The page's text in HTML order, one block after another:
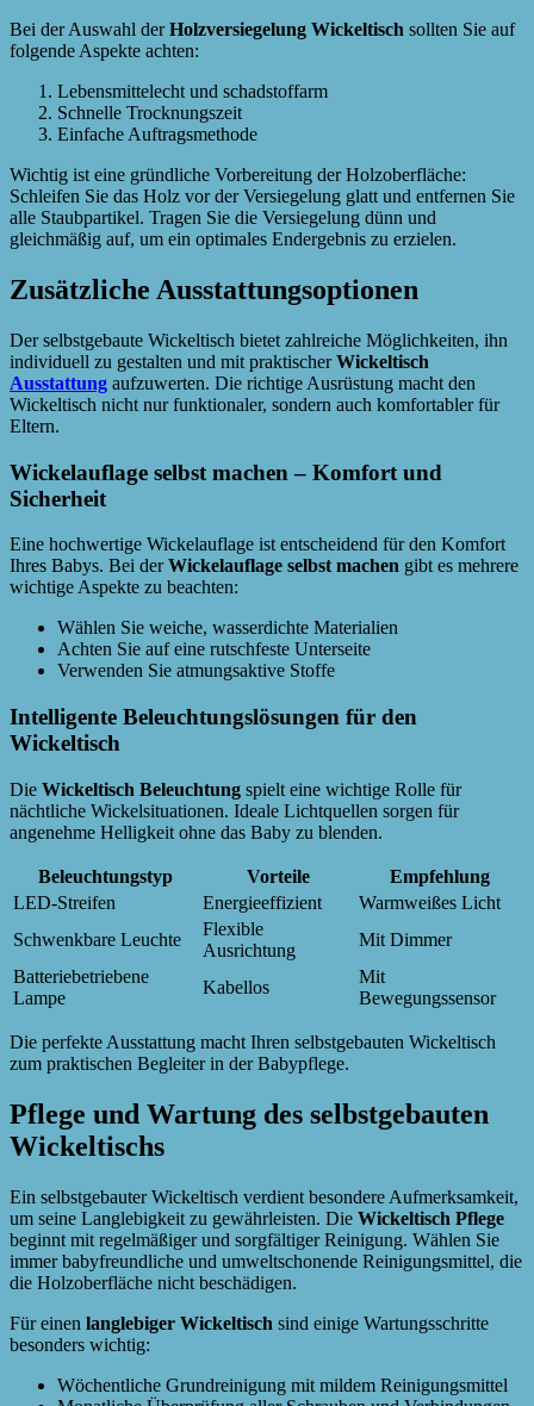
Bei der Auswahl derHolzversiegelung Wickeltisch sollten Sie auf
folgende Aspekte achten:
Lebensmittelecht und schadstoffarm
Schnelle Trocknungszeit
Einfache Auftragsmethode
Wichtig ist eine gründliche Vorbereitung der Holzoberfläche:
Schleifen Sie das Holz vor der Versiegelung glatt und entfernen Sie
alle Staubpartikel. Tragen Sie die Versiegelung dünn und
gleichmäßig auf, um ein optimales Endergebnis zu erzielen.
Zusätzliche Ausstattungsoptionen
Der selbstgebaute Wickeltisch bietet zahlreiche Möglichkeiten, ihn
individuell zu gestalten und mit praktischerWickeltisch
Ausstattung aufzuwerten. Die richtige Ausrüstung macht den
Wickeltisch nicht nur funktionaler, sondern auch komfortabler für
Eltern.
Wickelauflage selbst machen – Komfort und
Sicherheit
Eine hochwertige Wickelauflage ist entscheidend für den Komfort
Ihres Babys. Bei derWickelauflage selbst machen gibt es mehrere
wichtige Aspekte zu beachten:
Wählen Sie weiche, wasserdichte Materialien
Achten Sie auf eine rutschfeste Unterseite
Verwenden Sie atmungsaktive Stoffe
Intelligente Beleuchtungslösungen für den
Wickeltisch
Die Wickeltisch Beleuchtung spielt eine wichtige Rolle für
nächtliche Wickelsituationen. Ideale Lichtquellen sorgen für
angenehme Helligkeit ohne das Baby zu blenden.
Beleuchtungstyp Vorteile
Empfehlung
LED-Streifen
Energieeffizient
Warmweißes Licht
Schwenkbare Leuchte
Flexible
Ausrichtung
Mit Dimmer
Batteriebetriebene
Lampe
Kabellos
Mit
Bewegungssensor
Die perfekte Ausstattung macht Ihren selbstgebauten Wickeltisch
zum praktischen Begleiter in der Babypflege.
Pflege und Wartung des selbstgebauten
Wickeltischs
Ein selbstgebauter Wickeltisch verdient besondere Aufmerksamkeit,
um seine Langlebigkeit zu gewährleisten. Die Wickeltisch Pflege
beginnt mit regelmäßiger und sorgfältiger Reinigung. Wählen Sie
immer babyfreundliche und umweltschonende Reinigungsmittel, die
die Holzoberfläche nicht beschädigen.
Für einen langlebiger Wickeltisch sind einige Wartungsschritte
besonders wichtig:
Wöchentliche Grundreinigung mit mildem Reinigungsmittel